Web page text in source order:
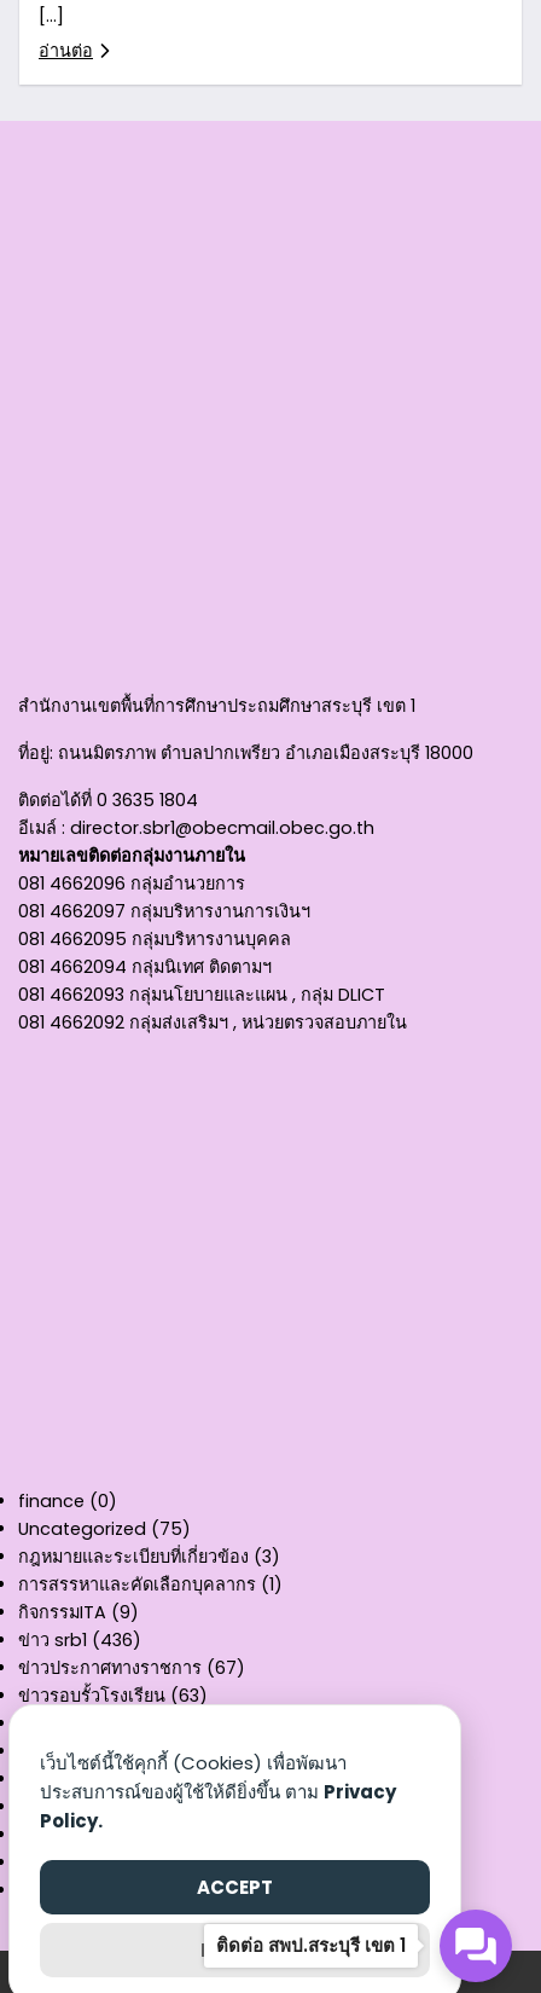
[…]
อ่านต่อ
สำนักงานเขตพื้นที่การศึกษาประถมศึกษาสระบุรี เขต 1
ที่อยู่: ถนนมิตรภาพ ตำบลปากเพรียว อำเภอเมืองสระบุรี 18000
ติดต่อได้ที่ 0 3635 1804
อีเมล์ : director.sbr1@obecmail.obec.go.th
หมายเลขติดต่อกลุ่มงานภายใน
081 4662096 กลุ่มอำนวยการ
081 4662097 กลุ่มบริหารงานการเงินฯ
081 4662095 กลุ่มบริหารงานบุคคล
081 4662094 กลุ่มนิเทศ ติดตามฯ
081 4662093 กลุ่มนโยบายและแผน , กลุ่ม DLICT
081 4662092 กลุ่มส่งเสริมฯ , หน่วยตรวจสอบภายใน
finance (0)
Uncategorized (75)
กฎหมายและระเบียบที่เกี่ยวข้อง (3)
การสรรหาและคัดเลือกบุคลากร (1)
กิจกรรมITA (9)
ข่าว srb1 (436)
ข่าวประกาศทางราชการ (67)
ข่าวรอบรั้วโรงเรียน (63)
ผลงานวิชาการ(3)
รายงานงบทดลอง
(32)
สรุปผลการเบิกจ่าย(8)
หนังสือราชการ
เอกสารเผยแพร่(25)
©2026 สำนักงานเขตพื้นที่การศึกษาประถมศึกษาสระบุรี เขต 1
ติดต่อ สพป.สระบุรี เขต 1
เว็บไซต์นี้ใช้คุกกี้ (Cookies) เพื่อพัฒนา
ประสบการณ์ของผู้ใช้ให้ดียิ่งขึ้น ตาม Privacy
Policy.
ACCEPT
REJECT